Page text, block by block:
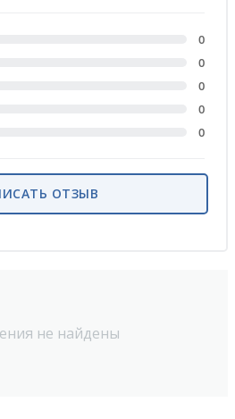
не найдены
0
0
0
0
0
ОТЗЫВ